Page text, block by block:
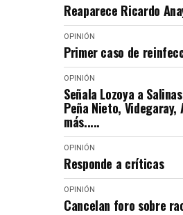
Reaparece Ricardo
OPINIÓN
Primer caso de
OPINIÓN
Señala Lozoya a
Peña Nieto, Videgaray,
más.....
OPINIÓN
Responde a críticas
OPINIÓN
Cancelan foro sobre